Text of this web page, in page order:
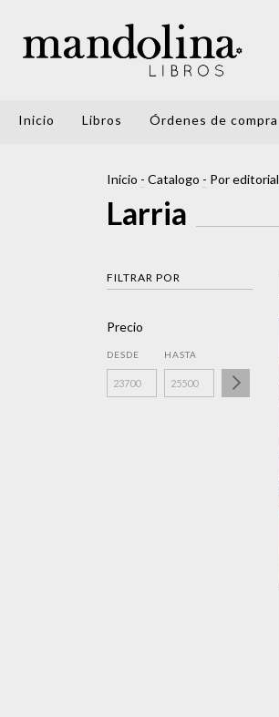
Inicio Libros Órdenes de compra
Inicio - Catalogo - Por editorial
Larria
FILTRAR POR
Precio
DESDE HASTA